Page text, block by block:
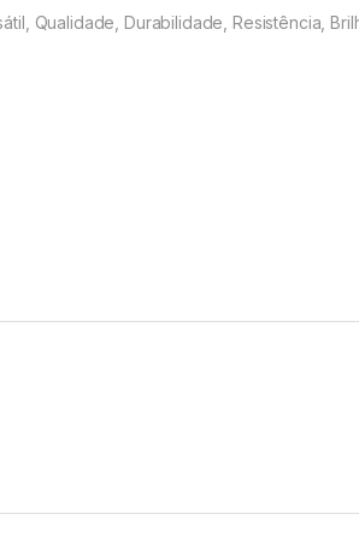
Qualidade, Durabilidade, Resistência,